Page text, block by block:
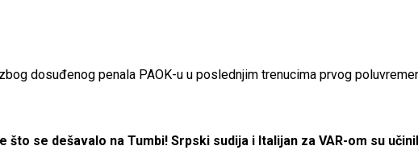
zbog dosuđenog penala PAOK-u u poslednjim trenucima prvog
što se dešavalo na Tumbi! Srpski sudija i Italijan za VAR-om su